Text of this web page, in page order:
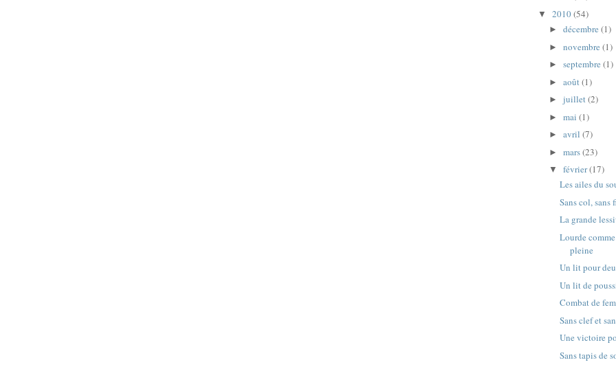
▼ 2010(54)
► décembre (1)
► novembre (1)
► septembre (1)
► août(1)
► juillet(2)
► mai (1)
► avril (7)
► mars(23)
▼ février(17)
Les ailes du
Sans col, sans
La grande
Lourde
pleine
Un lit pour
Un lit de
Combat de
Sans clef et
Une victoire
Sans tapis de